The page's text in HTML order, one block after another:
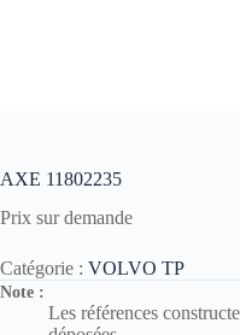
AXE 11802235
Prix sur demande
Catégorie : VOLVO TP
Note :
Les références